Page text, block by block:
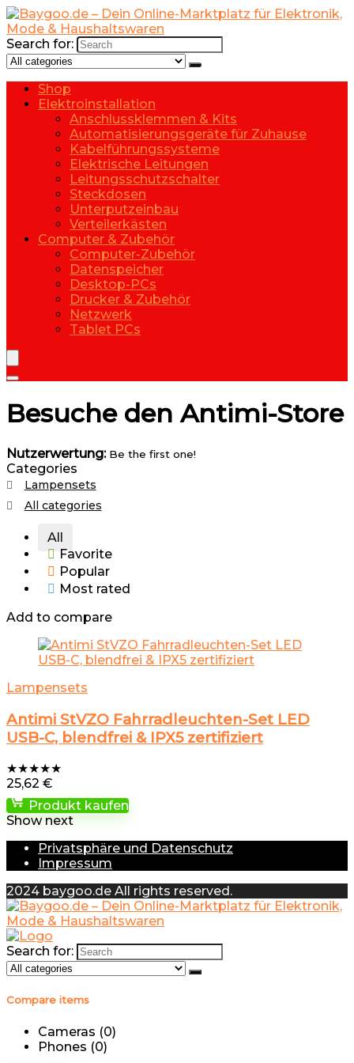
Search for:
Shop
Elektroinstallation
Anschlussklemmen & Kits
Automatisierungsgeräte für Zuhause
Kabelführungssysteme
Elektrische Leitungen
Leitungsschutzschalter
Steckdosen
Unterputzeinbau
Verteilerkästen
Computer & Zubehör
Computer-Zubehör
Datenspeicher
Desktop-PCs
Drucker & Zubehör
Netzwerk
Tablet PCs
Besuche den Antimi-Store
Nutzerwertung: Be the first one!
Categories
Lampensets
All categories
All
Favorite
Popular
Most rated
Add to compare
Lampensets
Antimi StVZO Fahrradleuchten-Set LED
USB-C, blendfrei & IPX5 zertifiziert
★★★★★
25,62 €
Produkt kaufen
Show next
Privatsphäre und Datenschutz
Impressum
2024 baygoo.de All rights reserved.
Search for:
Compare items
Cameras (0)
Phones (0)